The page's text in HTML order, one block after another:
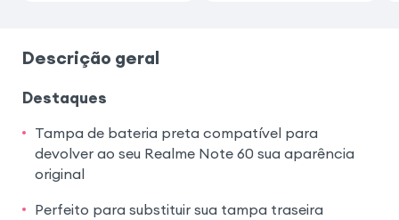
Descrição geral
Destaques
Tampa de bateria preta compatível para
devolver ao seu Realme Note 60 sua aparência
original
Perfeito para substituir sua tampa traseira